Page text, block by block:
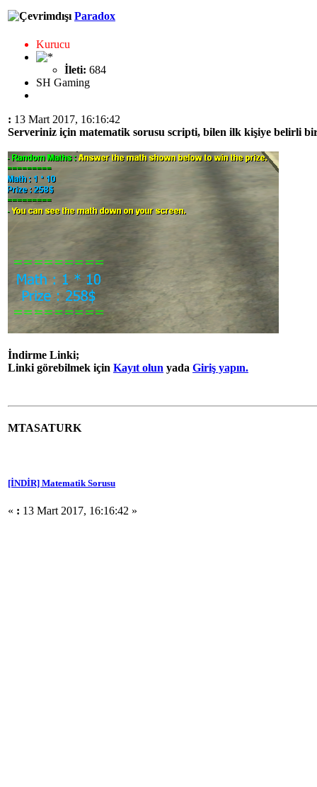
Paradox
Kurucu
İleti: 684
SH Gaming
: 13 Mart 2017, 16:16:42
Serveriniz için matematik sorusu scripti, bilen ilk kişiye belirli
İndirme Linki;
Linki görebilmek için Kayıt olun yada Giriş yapın.
MTASATURK
[İNDİR] Matematik Sorusu
« : 13 Mart 2017, 16:16:42 »